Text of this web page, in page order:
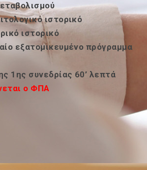
ιστορικό
ιστορικό
εξατομικευμένο πρόγραμμα
1ης συνεδρίας 60’ λεπτά
ο ΦΠΑ